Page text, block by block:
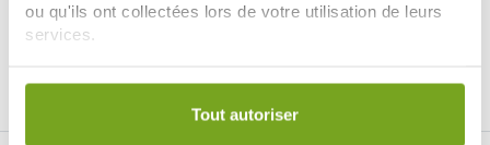
ou qu'ils ont collectées lors de votre utilisation de leurs
services.
Votre choix de consentement est conservé pendant une
Tout autoriser
Facebook Instagram Pinterest Tiktok